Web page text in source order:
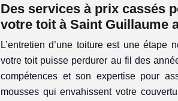
Des services à prix cassés
votre toit à Saint Guillaume
L’entretien d’une toiture est une étape
votre toit puisse perdurer au fil des
compétences et son expertise pour
mousses qui envahissent votre